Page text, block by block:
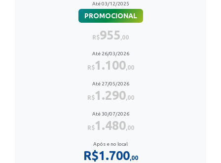
Até 03/12/2025
PROMOCIONAL
R$955,00
Até 26/03/2026
R$1.100,00
Até 27/05/2026
R$1.290,00
Até 30/07/2026
R$1.480,00
Após e no local
R$1.700,00